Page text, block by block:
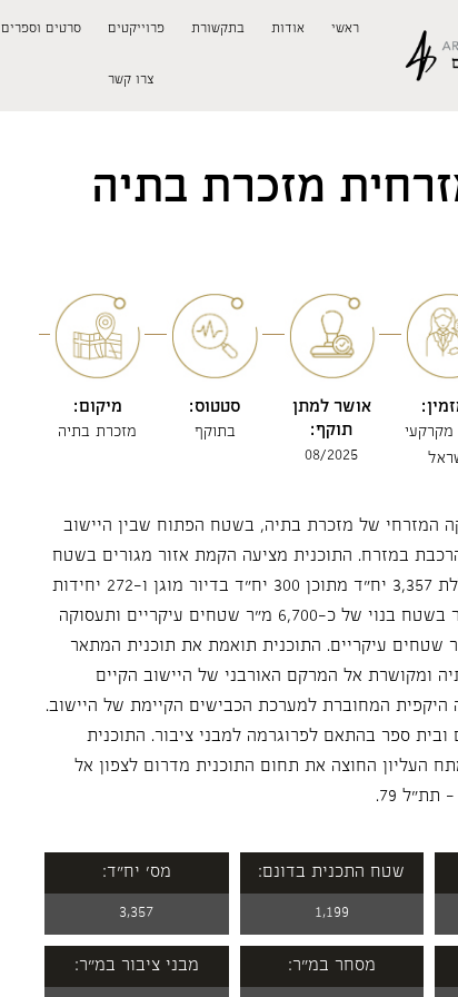
ראשי אודות בתקשורת פרוייקטים סרטים וספרים
צרו קשר
מזכרת בתיה
מקרקעי
אושר למתן
תוקף:
08/2025
סטטוס:
בתוקף
מיקום:
מזכרת בתיה
המזרחי של מזכרת בתיה, בשטח הפתוח שבין היישוב
במזרח. התוכנית מציעה הקמת אזור מגורים בשטח
של כ-1,199 דונם, הכוללת 3,357 יח"ד מתוכן 300 יח"ד בדיור מוגן ו-272 יחידות
דיור קטנות מאוד, מסחר בשטח בנוי של כ-6,700 מ"ר שטחים עיקריים ותעסוקה
של כ-79,000 מ"ר שטחים עיקריים. התוכנית תואמת את תוכנית המתאר
ומקושרת אל המרקם האורבני של היישוב הקיים
המחוברת למערכת הכבישים הקיימת של היישוב.
ובית ספר בהתאם לפרוגרמה למבני ציבור. התוכנית
העליון החוצה את תחום התוכנית מדרום לצפון אל
79.
שטח התכנית בדונם:
1,199
מס' יח"ד:
3,357
מסחר במ"ר: מבני ציבור במ"ר: